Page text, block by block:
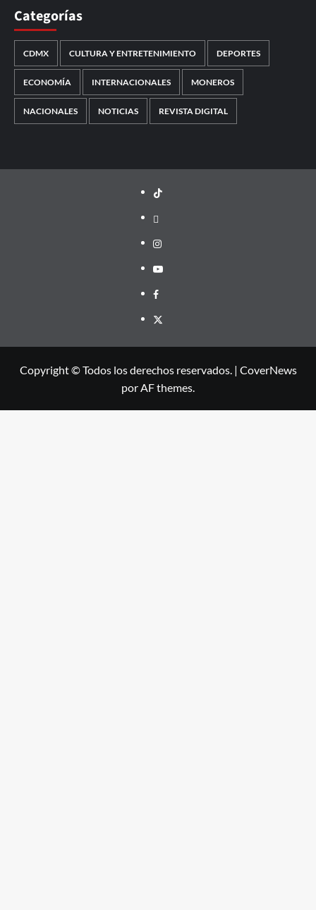
Categorías
CDMX CULTURA Y ENTRETENIMIENTO DEPORTES
ECONOMÍA INTERNACIONALES MONEROS
NACIONALES NOTICIAS REVISTA DIGITAL
TikTok
threads
Instagram
Youtube
Facebook
X
Copyright © Todos los derechos reservados. | CoverNews
por AF themes.